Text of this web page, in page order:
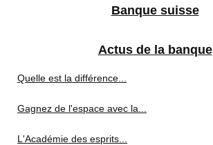
Banque suisse
Actus de la banque
Quelle est la différence...
Gagnez de l'espace avec la...
L'Académie des esprits...